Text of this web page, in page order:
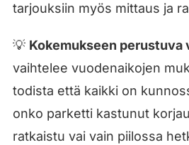
tarjouksiin myös mittaus ja
💡 Kokemukseen perustuva
vaihtelee vuodenaikojen
todista että kaikki on
onko parketti kastunut
ratkaistu vai vain piilossa